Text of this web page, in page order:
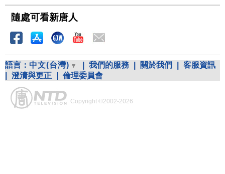
隨處可看新唐人
語言： 中文(台灣) 我們的服務 關於我們
客服資訊
澄清與更正 倫理委員會
Copyright ©2002-2026